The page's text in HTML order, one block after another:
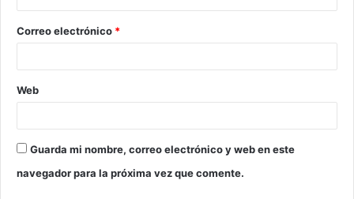
Correo electrónico *
Web
Guarda mi nombre, correo electrónico y web en este
navegador para la próxima vez que comente.